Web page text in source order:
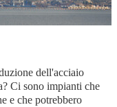
dell'acciaio
Ci sono impianti che
e che potrebbero